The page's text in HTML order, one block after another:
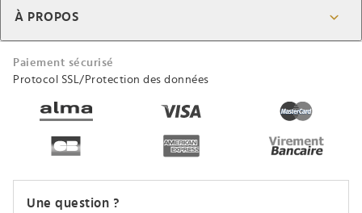
À PROPOS
Paiement sécurisé
Protocol SSL/Protection des données
Une question ?